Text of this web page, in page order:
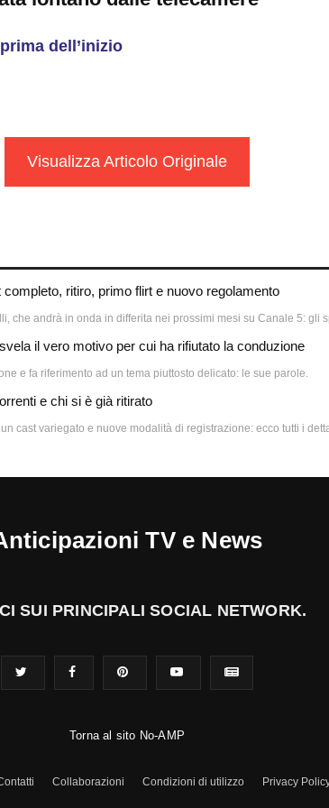
dell’inizio
Visualizza Articolo Originale
ritiro, primo flirt e nuovo regolamento
che andrà in onda in differita nei prossimi mesi su Canale 5: gli
il vero motivo per cui ha rifiutato la conduzione
e fa riferimento ad un tema piuttosto delicato: le sue parole.
e chi si è già ritirato
cast variegato e nuove modalità di registrazione: ecco tutti i
TV e News
SUI PRINCIPALI SOCIAL NETWORK.
Torna al sito No-AMP
Collaborazioni Condizioni di utilizzo Privacy